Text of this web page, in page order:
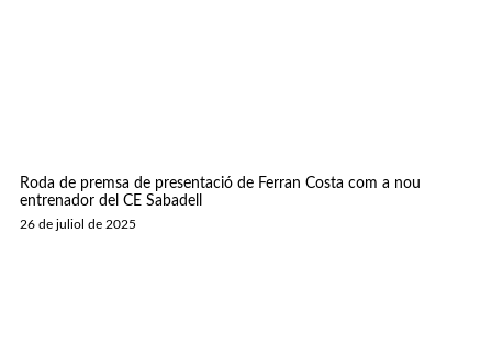
Roda de premsa de presentació de Ferran Costa com a nou
entrenador del CE Sabadell
26 de juliol de 2025